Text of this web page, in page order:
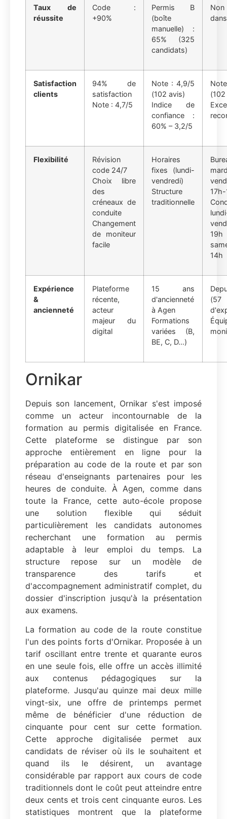
Taux de
réussite
Code :
+90%
Permis B
(boîte
manuelle) :
65% (325
candidats)
Satisfaction
clients
94% de
satisfaction
Note : 4,7/5
Note : 4,9/5
(102 avis)
Indice de
confiance :
60% – 3,2/5
Flexibilité
Révision
code 24/7
Choix libre
des
créneaux de
conduite
Changement
de moniteur
facile
Horaires
fixes (lundi-
vendredi)
Structure
traditionnelle
14h
Expérience
&
ancienneté
Plateforme
récente,
acteur
majeur du
digital
15 ans
d'ancienneté
à Agen
Formations
variées (B,
BE, C, D…)
Ornikar
Depuis son lancement, Ornikar s'est imposé
comme un acteur incontournable de la
formation au permis digitalisée en France.
Cette plateforme se distingue par son
approche entièrement en ligne pour la
préparation au code de la route et par son
réseau d'enseignants partenaires pour les
heures de conduite. À Agen, comme dans
toute la France, cette auto-école propose
une solution flexible qui séduit
particulièrement les candidats autonomes
recherchant une formation au permis
adaptable à leur emploi du temps. La
structure repose sur un modèle de
transparence des tarifs et
d'accompagnement administratif complet, du
dossier d'inscription jusqu'à la présentation
aux examens.
La formation au code de la route constitue
l'un des points forts d'Ornikar. Proposée à un
tarif oscillant entre trente et quarante euros
en une seule fois, elle offre un accès illimité
aux contenus pédagogiques sur la
plateforme. Jusqu'au quinze mai deux mille
vingt-six, une offre de printemps permet
même de bénéficier d'une réduction de
cinquante pour cent sur cette formation.
Cette approche digitalisée permet aux
candidats de réviser où ils le souhaitent et
quand ils le désirent, un avantage
considérable par rapport aux cours de code
traditionnels dont le coût peut atteindre entre
deux cents et trois cent cinquante euros. Les
statistiques montrent que la plateforme